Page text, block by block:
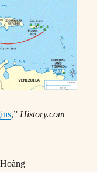
,” History.com